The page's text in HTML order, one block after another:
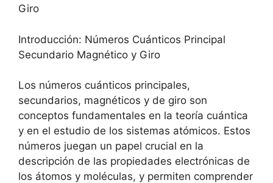
Giro
Introducción: Números Cuánticos Principal
Secundario Magnético y Giro
Los números cuánticos principales,
secundarios, magnéticos y de giro son
conceptos fundamentales en la teoría cuántica
y en el estudio de los sistemas atómicos. Estos
números juegan un papel crucial en la
descripción de las propiedades electrónicas de
los átomos y moléculas, y permiten comprender